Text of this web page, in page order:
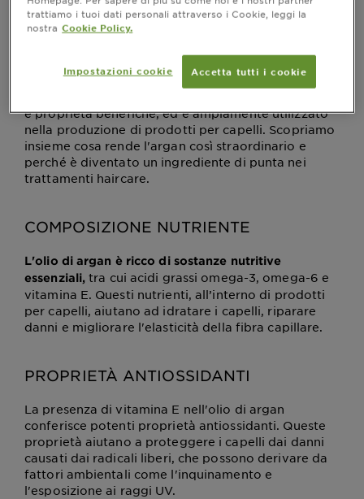
prodotti per capelli
L'argan, conosciuto come l'"albero della vita" o
quali si estrae l'olio di argan. Questoolio prezioso
e proprietà benefiche, ed è ampiamente utilizzato
nella produzione di prodotti per capelli. Scopriamo
insieme cosa rende l'argan così straordinario e
perché è diventato un ingrediente di punta nei
trattamenti haircare.
COMPOSIZIONE NUTRIENTE
L'olio di argan è ricco di sostanze nutritive
essenziali, tra cui acidi grassi omega-3, omega-6 e
vitamina E. Questi nutrienti, all’interno di prodotti
per capelli, aiutano ad idratare i capelli, riparare
danni e migliorare l'elasticità della fibra capillare.
PROPRIETÀ ANTIOSSIDANTI
La presenza di vitamina E nell'olio di argan
conferisce potenti proprietà antiossidanti. Queste
proprietà aiutano a proteggere i capelli dai danni
causati dai radicali liberi, che possono derivare da
fattori ambientali come l'inquinamento e
l'esposizione ai raggi UV.
trattiamo i tuoi dati personali attraverso i Cookie, leggi la
nostra Cookie Policy.
Impostazioni cookie Accetta tutti i cookie